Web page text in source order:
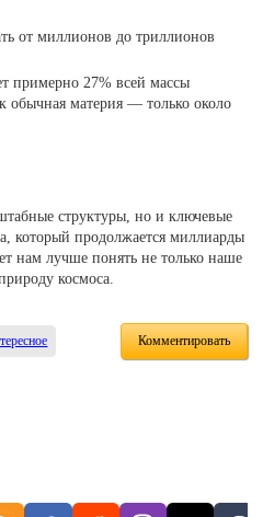
от миллионов до триллионов
примерно 27% всей массы
обычная материя — только около
структуры, но и ключевые
который продолжается миллиарды
нам лучше понять не только наше
космоса.
Комментировать